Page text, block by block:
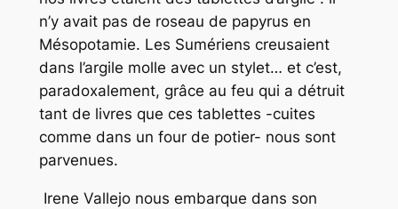
n’y avait pas de roseau de papyrus en
Mésopotamie. Les Sumériens creusaient
dans l’argile molle avec un stylet… et c’est,
paradoxalement, grâce au feu qui a détruit
tant de livres que ces tablettes -cuites
comme dans un four de potier- nous sont
parvenues.
Irene Vallejo nous embarque dans son